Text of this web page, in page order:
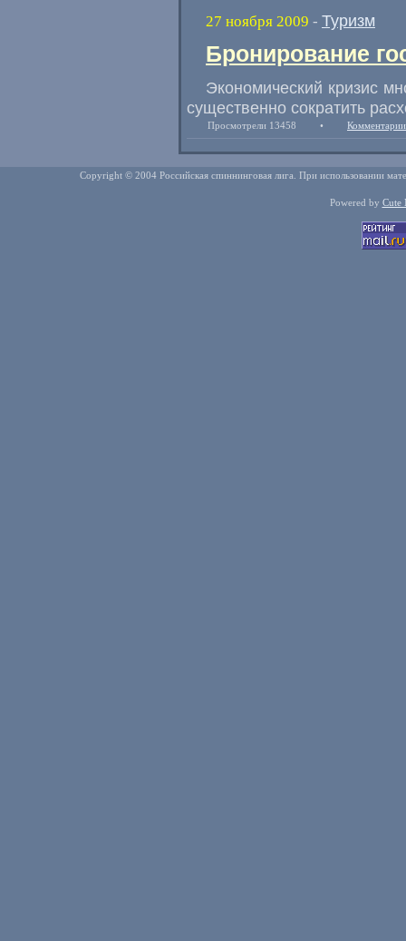
27 ноября 2009 - Туризм
Бронирование
Экономический кризис
существенно сократить
Просмотрели 13458 •
Copyright © 2004 Российская спиннинговая лига. При использовании
Powered by Cute